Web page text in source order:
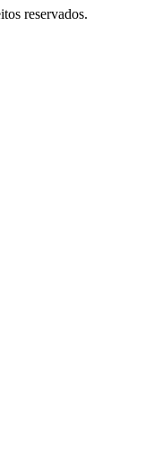
reservados.